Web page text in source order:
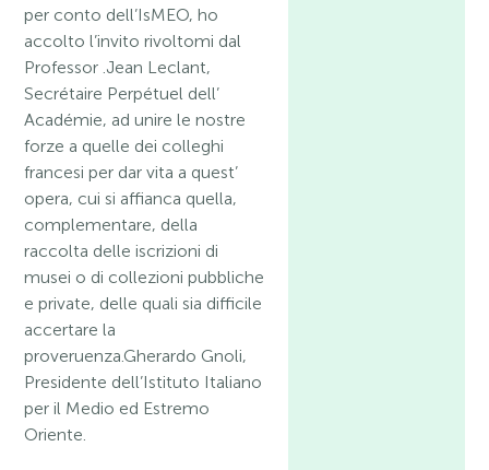
per conto dell’IsMEO, ho
accolto l’invito rivoltomi dal
Professor .Jean Leclant,
Secrétaire Perpétuel dell’
Académie, ad unire le nostre
forze a quelle dei colleghi
francesi per dar vita a quest’
opera, cui si affianca quella,
complementare, della
raccolta delle iscrizioni di
musei o di collezioni pubbliche
e private, delle quali sia difficile
accertare la
proveruenza.Gherardo Gnoli,
Presidente dell’Istituto Italiano
per il Medio ed Estremo
Oriente.